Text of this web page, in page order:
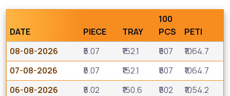
DATE PIECE TRAY
100
PCS
PETI
08-08-2026
₹5.07 ₹152.1 ₹507
₹1064.7
07-08-2026
₹5.07 ₹152.1 ₹507
₹1064.7
06-08-2026
₹5.02 ₹150.6 ₹502
₹1054.2